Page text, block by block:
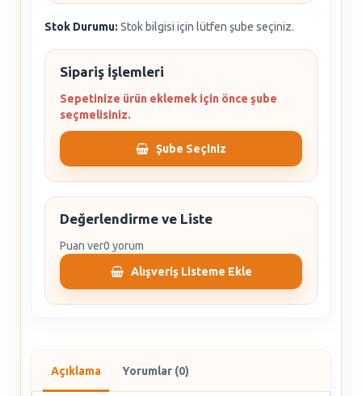
Stok Durumu: Stok bilgisi için lütfen şube seçiniz.
Sipariş İşlemleri
Sepetinize ürün eklemek için önce şube
seçmelisiniz.
Şube Seçiniz
Değerlendirme ve Liste
Puan ver0 yorum
Alışveriş Listeme Ekle
Açıklama Yorumlar (0)